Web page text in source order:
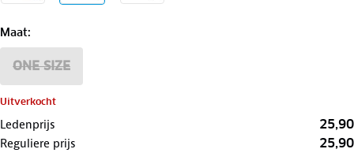
Maat:
ONE SIZE
Uitverkocht
Ledenprijs 25,90
Reguliere prijs 25,90